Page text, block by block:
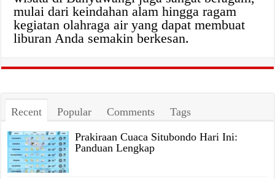
mulai dari keindahan alam hingga ragam
kegiatan olahraga air yang dapat membuat
liburan Anda semakin berkesan.
Recent Popular Comments Tags
Prakiraan Cuaca Situbondo Hari Ini:
Panduan Lengkap